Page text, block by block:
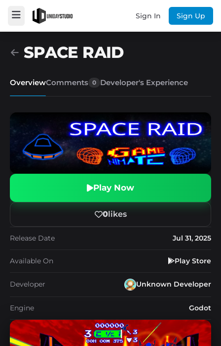
Sign In Sign Up
SPACE RAID
OverviewComments 0 Developer's Experience
Play Now
0likes
Release Date Jul 31, 2025
Available On Play Store
Developer Unknown Developer
Engine Godot